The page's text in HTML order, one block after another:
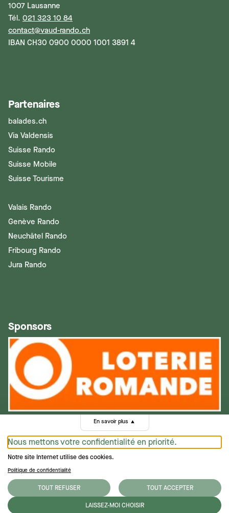
1007 Lausanne
Tél. 021 323 10 84
contact@vaud-rando.ch
IBAN CH30 0900 0000 1001 3891 4
Partenaires
balades.ch
Via Valdensis
Suisse Rando
Suisse Mobile
Suisse Tourisme
Valais Rando
Genève Rando
Neuchâtel Rando
Fribourg Rando
Jura Rando
Sponsors
Politique de confidentialité
Conditions générales
En savoir plus ▲
Nous mettons votre confidentialité en priorité.
Notre site Internet utilise des cookies.
Politique de confidentialité
TOUT REFUSER TOUT ACCEPTER
LAISSEZ-MOI CHOISIR